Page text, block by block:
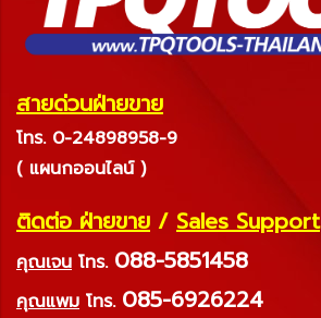
สายด่วนฝ่ายขาย
โทร. 0-24898958-9
( แผนกออนไลน์ )
ติดต่อ ฝ่ายขาย / Sales Support
คุณเจน โทร. 088-5851458
คุณแพม โทร. 085-6926224